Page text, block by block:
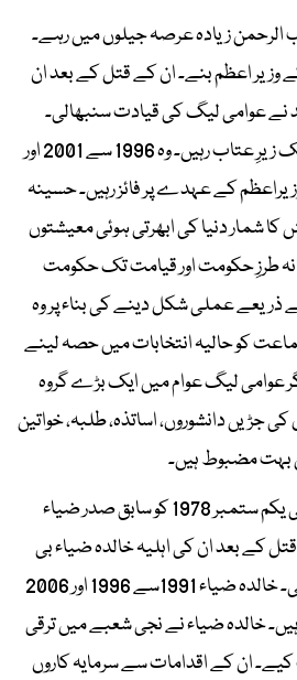
زیادہ عرصہ جیلوں میں رہے۔
کے وزیر اعظم بنے۔ ان کے قتل کے بعد ان
عوامی لیگ کی قیادت سنبھالی۔
حسینہ واجد ایک عرصے تک زیرِ عتاب رہیں۔ وہ 1996 سے 2001 اور
سے 2024 تک وزیراعظم کے عہدے پر فائز رہیں۔ حسینہ
شمار دنیا کی ابھرتی ہوئی معیشتوں
طرزِ حکومت اور قیامت تک حکومت
عملی شکل دینے کی بناء پر وہ
کو حالیہ انتخابات میں حصہ لینے
عوامی لیگ عوام میں ایک بڑے گروہ
دانشوروں، اساتذہ، طلبہ، خواتین
بہت مضبوط ہیں۔
بنگلہ دیش نیشنلسٹ پارٹی یکم ستمبر 1978 کو سابق صدر ضیاء
کے بعد ان کی اہلیہ خالدہ ضیاء بی
این پی کی قیادت سنبھال لی۔ خالدہ ضیاء 1991سے 1996 اور 2006
رہیں۔ خالدہ ضیاء نے نجی شعبے میں ترقی
ان کے اقدامات سے سرمایہ کاروں